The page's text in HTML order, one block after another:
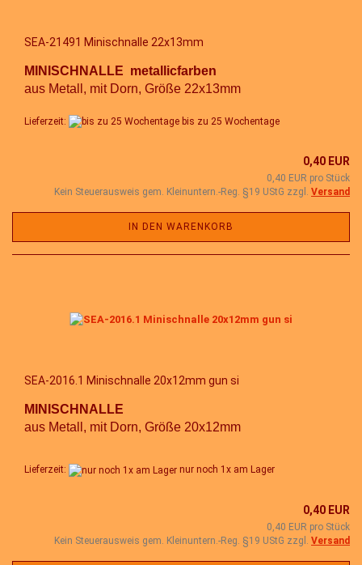
SEA-21491 Minischnalle 22x13mm
MINISCHNALLE metallicfarben
aus Metall, mit Dorn, Größe 22x13mm
Lieferzeit: bis zu 25 Wochentage
0,40 EUR
0,40 EUR pro Stück
Kein Steuerausweis gem. Kleinuntern.-Reg. §19 UStG zzgl. Versand
IN DEN WARENKORB
SEA-2016.1 Minischnalle 20x12mm gun si
MINISCHNALLE
aus Metall, mit Dorn, Größe 20x12mm
Lieferzeit: nur noch 1x am Lager
0,40 EUR
0,40 EUR pro Stück
Kein Steuerausweis gem. Kleinuntern.-Reg. §19 UStG zzgl. Versand